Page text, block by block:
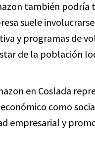
también podría
suele
y programas de
de la población
en Coslada
como
empresarial y